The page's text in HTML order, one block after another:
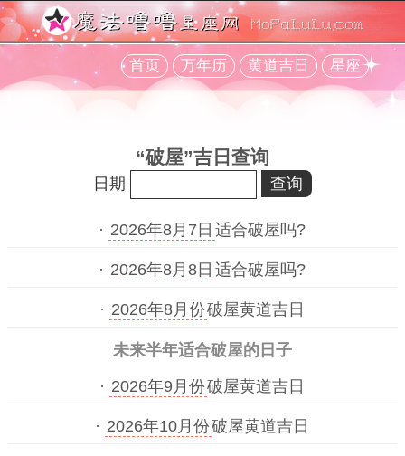
首页 万年历 黄道吉日 星座
“破屋”吉日查询
日期
· 2026年8月7日 适合破屋吗?
· 2026年8月8日 适合破屋吗?
· 2026年8月份破屋黄道吉日
未来半年适合破屋的日子
· 2026年9月份破屋黄道吉日
· 2026年10月份破屋黄道吉日